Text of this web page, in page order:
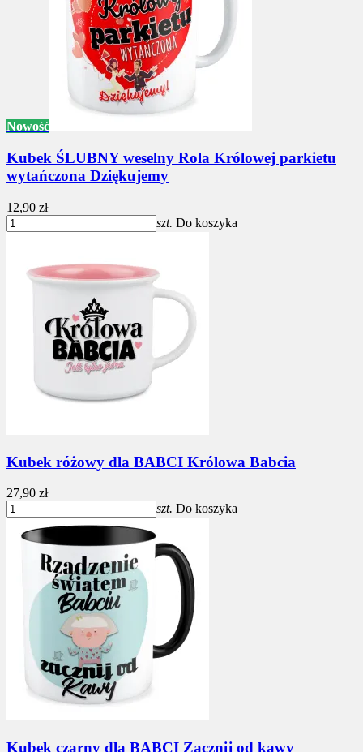
Nowość
Kubek ŚLUBNY weselny Rola Królowej parkietu
wytańczona Dziękujemy
12,90 zł
szt. Do koszyka
Kubek różowy dla BABCI Królowa Babcia
27,90 zł
szt. Do koszyka
Kubek czarny dla BABCI Zacznij od kawy